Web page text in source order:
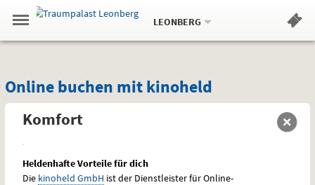
Springe
zum
,zum
.
Navigation
Gehe
zur
Standortauswahl
Standort:
LEONBERG.
Hinweis
Online
buchen
mit
kinoheld
Online buchen mit kinoheld
Komfort
Heldenhafte Vorteile für dich
Die kinoheld GmbH ist der Dienstleister für Online-